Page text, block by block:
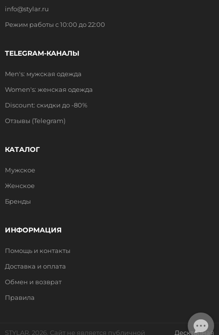
info@stylar.ru
Режим работы с 10:00 до 22:00
TELEGRAM-КАНАЛЫ
Men's: мужская одежда
Women's: женская одежда
Discount: скидки до -80%
Отзывы (Telegram)
КАТАЛОГ
Мужское
Женское
Бренды
ИНФОРМАЦИЯ
Помощь и контакты
Доставка и оплата
Обмен и возврат
Правила
STYLAR, 2026. Сайт не является публичной Десктопная